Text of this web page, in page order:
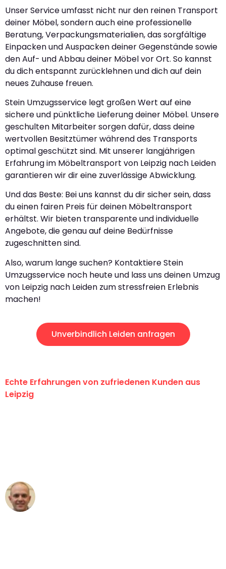
Unser Service umfasst nicht nur den reinen Transport
deiner Möbel, sondern auch eine professionelle
Beratung, Verpackungsmaterialien, das sorgfältige
Einpacken und Auspacken deiner Gegenstände sowie
den Auf- und Abbau deiner Möbel vor Ort. So kannst
du dich entspannt zurücklehnen und dich auf dein
neues Zuhause freuen.
Stein Umzugsservice legt großen Wert auf eine
sichere und pünktliche Lieferung deiner Möbel. Unsere
geschulten Mitarbeiter sorgen dafür, dass deine
wertvollen Besitztümer während des Transports
optimal geschützt sind. Mit unserer langjährigen
Erfahrung im Möbeltransport von Leipzig nach Leiden
garantieren wir dir eine zuverlässige Abwicklung.
Und das Beste: Bei uns kannst du dir sicher sein, dass
du einen fairen Preis für deinen Möbeltransport
erhältst. Wir bieten transparente und individuelle
Angebote, die genau auf deine Bedürfnisse
zugeschnitten sind.
Also, warum lange suchen? Kontaktiere Stein
Umzugsservice noch heute und lass uns deinen Umzug
von Leipzig nach Leiden zum stressfreien Erlebnis
machen!
Unverbindlich Leiden anfragen
Echte Erfahrungen von zufriedenen Kunden aus
Leipzig